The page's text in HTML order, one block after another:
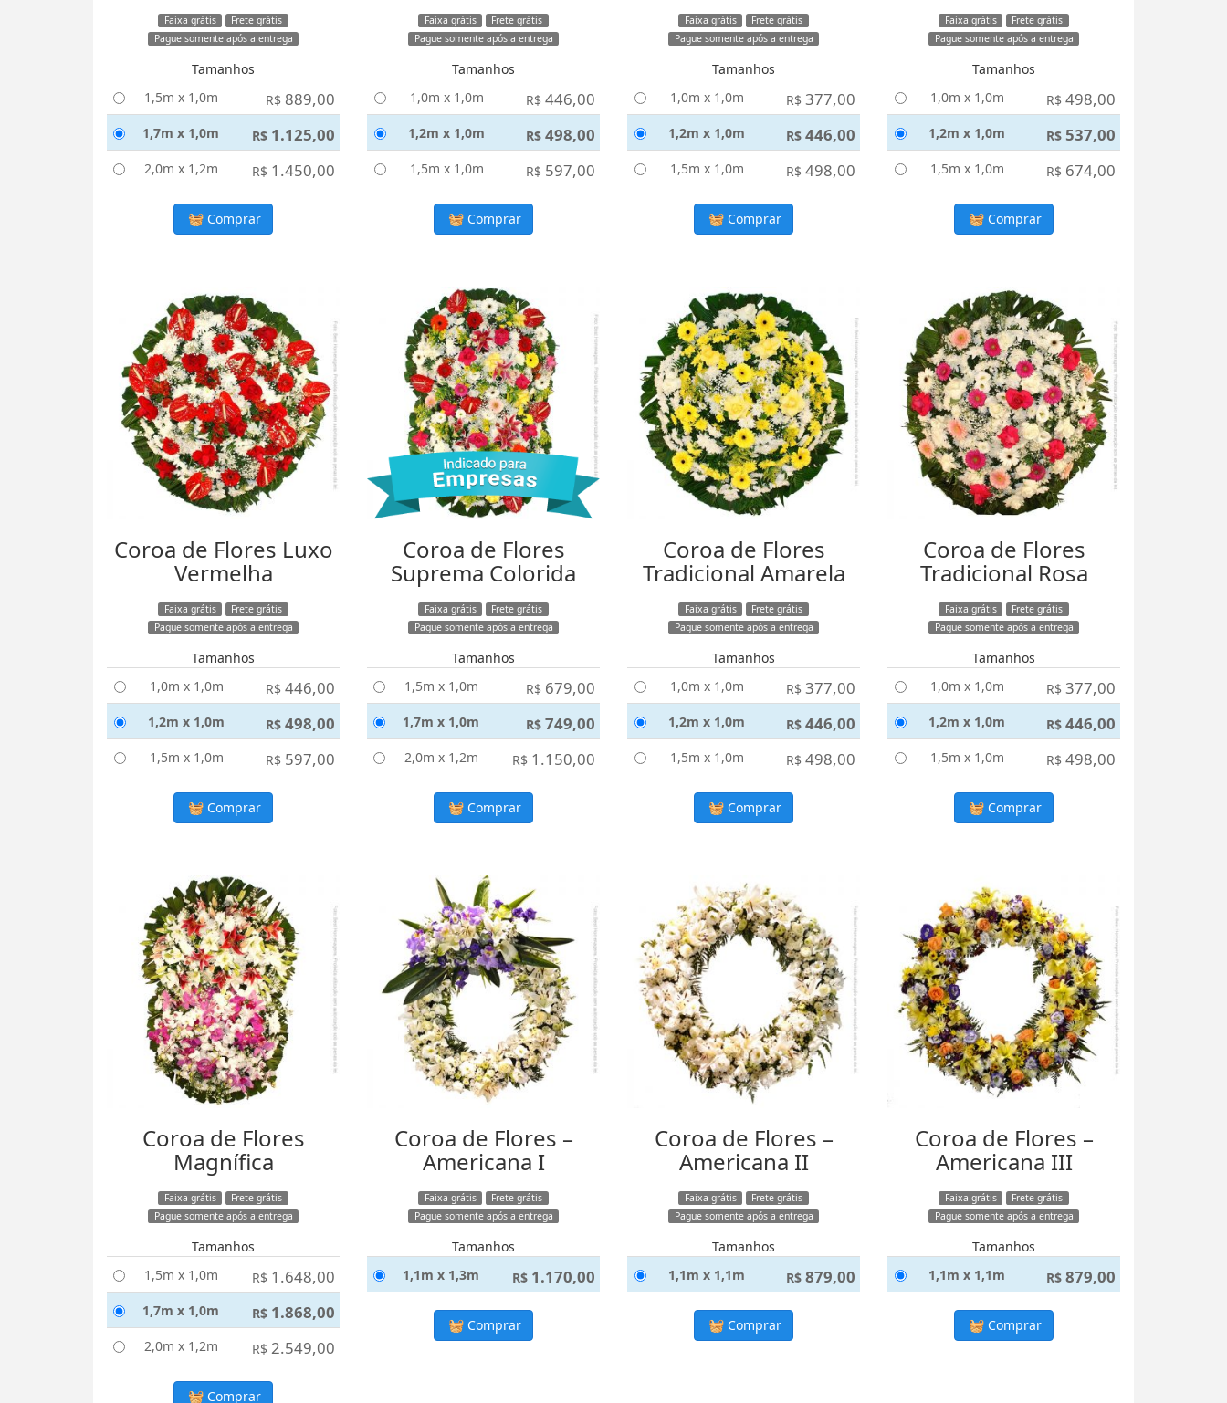
Faixa grátis
Frete grátis
Pague somente após a entrega
Tamanhos
1,5m x 1,0m
R$ 889,00
1,7m x 1,0m R$ 1.125,00
2,0m x 1,2m R$ 1.450,00
Comprar
Faixa grátis
Frete grátis
Pague somente após a entrega
Tamanhos
1,0m x 1,0m
R$ 446,00
1,2m x 1,0m R$ 498,00
1,5m x 1,0m R$ 597,00
Comprar
Faixa grátis
Frete grátis
Pague somente após a entrega
Tamanhos
1,0m x 1,0m
R$ 377,00
1,2m x 1,0m R$ 446,00
1,5m x 1,0m R$ 498,00
Comprar
Faixa grátis
Frete grátis
Pague somente após a entrega
Tamanhos
1,0m x 1,0m
R$ 498,00
1,2m x 1,0m R$ 537,00
1,5m x 1,0m R$ 674,00
Comprar
Coroa de Flores Luxo
Vermelha
Faixa grátis
Frete grátis
Pague somente após a entrega
Tamanhos
1,0m x 1,0m
R$ 446,00
1,2m x 1,0m R$ 498,00
1,5m x 1,0m R$ 597,00
Comprar
Coroa de Flores
Suprema Colorida
Faixa grátis
Frete grátis
Pague somente após a entrega
Tamanhos
1,5m x 1,0m
R$ 679,00
1,7m x 1,0m R$ 749,00
2,0m x 1,2m R$ 1.150,00
Comprar
Coroa de Flores
Tradicional Amarela
Faixa grátis
Frete grátis
Pague somente após a entrega
Tamanhos
1,0m x 1,0m
R$ 377,00
1,2m x 1,0m R$ 446,00
1,5m x 1,0m R$ 498,00
Comprar
Coroa de Flores
Tradicional Rosa
Faixa grátis
Frete grátis
Pague somente após a entrega
Tamanhos
1,0m x 1,0m
R$ 377,00
1,2m x 1,0m R$ 446,00
1,5m x 1,0m R$ 498,00
Comprar
Coroa de Flores
Magnífica
Faixa grátis
Frete grátis
Pague somente após a entrega
Tamanhos
1,5m x 1,0m
R$ 1.648,00
1,7m x 1,0m R$ 1.868,00
2,0m x 1,2m R$ 2.549,00
Comprar
Coroa de Flores –
Americana I
Faixa grátis
Frete grátis
Pague somente após a entrega
Tamanhos
1,1m x 1,3m
R$ 1.170,00
Comprar
Coroa de Flores –
Americana II
Faixa grátis
Frete grátis
Pague somente após a entrega
Tamanhos
1,1m x 1,1m
R$ 879,00
Comprar
Coroa de Flores –
Americana III
Faixa grátis
Frete grátis
Pague somente após a entrega
Tamanhos
1,1m x 1,1m
R$ 879,00
Comprar